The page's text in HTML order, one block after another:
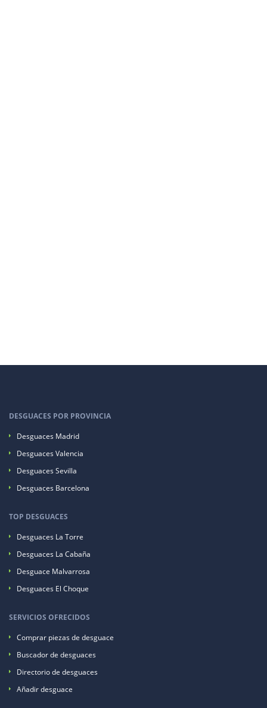
DESGUACES POR PROVINCIA
Desguaces Madrid
Desguaces Valencia
Desguaces Sevilla
Desguaces Barcelona
TOP DESGUACES
Desguaces La Torre
Desguaces La Cabaña
Desguace Malvarrosa
Desguaces El Choque
SERVICIOS OFRECIDOS
Comprar piezas de desguace
Buscador de desguaces
Directorio de desguaces
Añadir desguace